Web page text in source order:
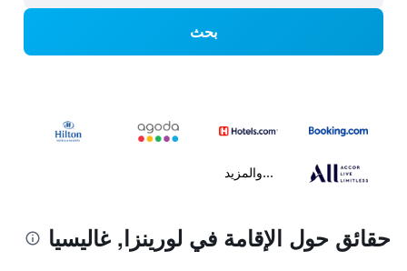
بحث
...والمزيد
حقائق حول الإقامة في لورينزا, غاليسيا